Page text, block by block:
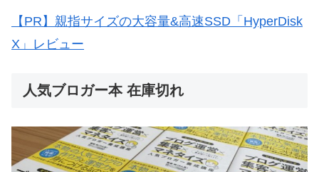
【PR】親指サイズの大容量&高速SSD「HyperDisk
X」レビュー
人気ブロガー本 在庫切れ